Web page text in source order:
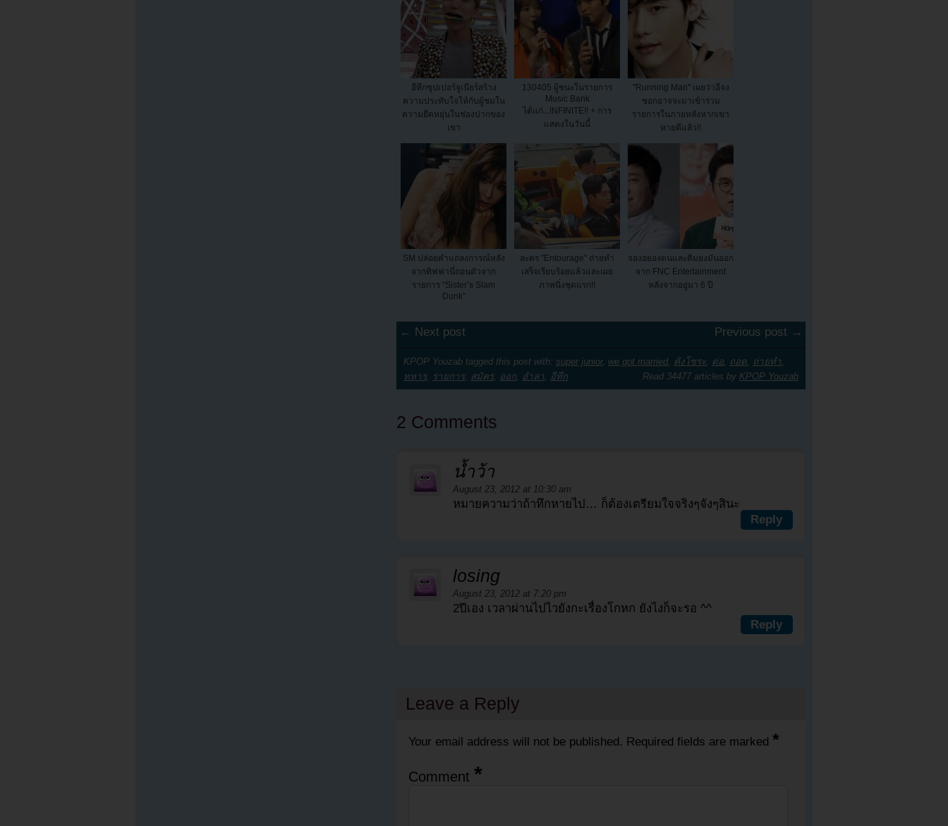
อีทึกซุปเปอร์จูเนียร์สร้าง
ความประทับใจให้กับผู้ชมใน
ความยืดหยุ่นในช่องปากของ
เขา
130405 ผู้ชนะในรายการ
Music Bank
ได้แก่...INFINITE!! + การ
แสดงในวันนี้
"Running Man" เผยว่าอีจง
ซอกอาจจะมาเข้าร่วม
รายการในภายหลังหากเขา
หายดีแล้ว!!
SM ปล่อยคำแถลงการณ์หลัง
จากทิฟฟานี่ถอนตัวจาก
รายการ “Sister’s Slam
Dunk”
ละคร "Entourage" ถ่ายทำ
เสร็จเรียบร้อยแล้วและเผย
ภาพนิ่งชุดแรก!!
จองฮยองดนและคิมยงมันออก
จาก FNC Entertainment
หลังจากอยู่มา 6 ปี
← Next post Previous post →
KPOP Youzab tagged this post with: super junior, we got married, คังโซระ, ต่อ, ถอด, ถ่ายทำ,
ทหาร, รายการ, สมัคร, ออก, อำลา, อีทึก Read 34477 articles by KPOP Youzab
2 Comments
น้ำว้า
August 23, 2012 at 10:30 am
หมายความว่าถ้าทึกหายไป… ก็ต้องเตรียมใจจริงๆจังๆสินะ
Reply
losing
August 23, 2012 at 7:20 pm
2ปีเอง เวลาผ่านไปไวยังกะเรื่องโกหก ยังไงก็จะรอ ^^
Reply
Leave a Reply
Your email address will not be published. Required fields are marked *
Comment *